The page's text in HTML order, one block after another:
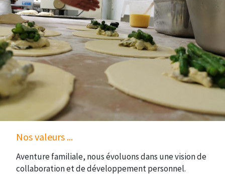
Nos valeurs ...
Aventure familiale, nous évoluons dans une vision de
collaboration et de développement personnel.